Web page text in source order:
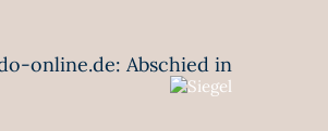
online.de: Abschied in